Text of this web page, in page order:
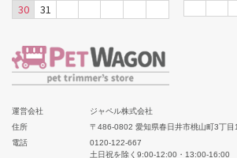
30
31
運営会社
ジャペル株式会社
住所
〒486-0802 愛知県春日井市桃山町3丁目
電話
0120-122-667
土日祝を除く9:00-12:00・13:00-16:00